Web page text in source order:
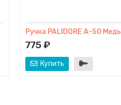
Ручка PALIDORE A-50 Медь
775 ₽
Купить